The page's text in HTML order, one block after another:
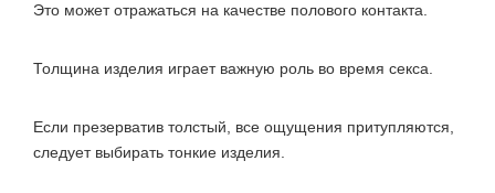
Это может отражаться на качестве полового контакта.
Толщина изделия играет важную роль во время секса.
Если презерватив толстый, все ощущения притупляются,
следует выбирать тонкие изделия.